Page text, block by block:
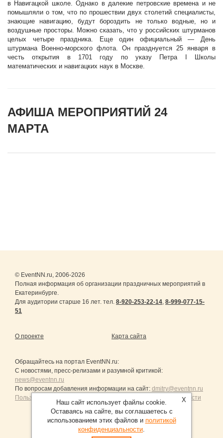
в Навигацкой школе. Однако в далекие петровские времена и не
помышляли о том, что по прошествии двух столетий специалисты,
знающие навигацию, будут бороздить не только водные, но и
воздушные просторы. Можно сказать, что у российских штурманов
целых четыре праздника. Еще один официальный — День
штурмана Военно-морского флота. Он празднуется 25 января в
честь открытия в 1701 году по указу Петра I Школы
математических и навигацких наук в Москве.
АФИША МЕРОПРИЯТИЙ 24
МАРТА
© EventNN.ru, 2006-2026
Полная информация об организации праздничных мероприятий в
Екатеринбурге.
Для аудитории старше 16 лет. тел. 8-920-253-22-14, 8-999-077-15-
51
О проекте Карта сайта
Обращайтесь на портал EventNN.ru:
С новостями, пресс-релизами и разумной критикой:
news@eventnn.ru
По вопросам добавления информации на сайт: dmitry@eventnn.ru
Пользовательское Соглашение и политика конфиденциальности
X
Наш сайт использует файлы cookie.
Оставаясь на сайте, вы соглашаетесь с
использованием этих файлов и политикой
конфиденциальности.